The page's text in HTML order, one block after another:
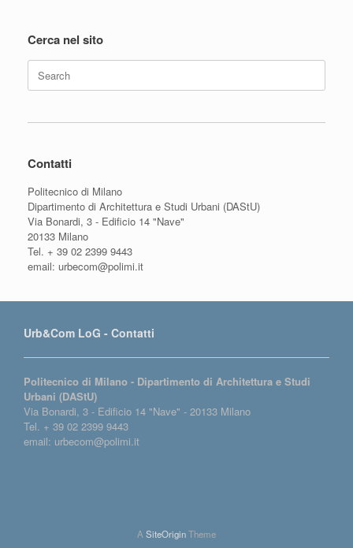
Cerca nel sito
Search
for:
Contatti
Politecnico di Milano
Dipartimento di Architettura e Studi Urbani (DAStU)
Via Bonardi, 3 - Edificio 14 "Nave"
20133 Milano
Tel. + 39 02 2399 9443
email: urbecom@polimi.it
Urb&Com LoG - Contatti
Politecnico di Milano - Dipartimento di Architettura e Studi
Urbani (DAStU)
Via Bonardi, 3 - Edificio 14 "Nave" - 20133 Milano
Tel. + 39 02 2399 9443
email: urbecom@polimi.it
A SiteOriginTheme